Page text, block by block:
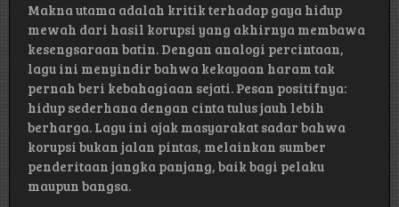
Makna utama adalah kritik terhadap gaya hidup
mewah dari hasil korupsi yang akhirnya membawa
kesengsaraan batin. Dengan analogi percintaan,
lagu ini menyindir bahwa kekayaan haram tak
pernah beri kebahagiaan sejati. Pesan positifnya:
hidup sederhana dengan cinta tulus jauh lebih
berharga. Lagu ini ajak masyarakat sadar bahwa
korupsi bukan jalan pintas, melainkan sumber
penderitaan jangka panjang, baik bagi pelaku
maupun bangsa.